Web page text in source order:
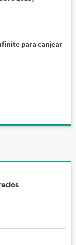
para canjear